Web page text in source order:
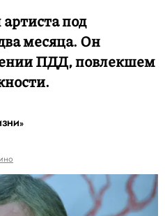
под
месяца. Он
ПДД, повлекшем